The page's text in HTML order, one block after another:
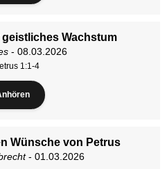
geistliches Wachstum
- 08.03.2026
1:1-4
Wünsche von Petrus
- 01.03.2026